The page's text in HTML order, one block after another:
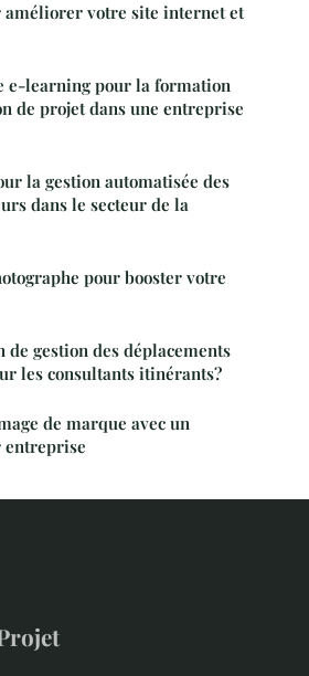
améliorer votre site internet et
e-learning pour la formation
de projet dans une entreprise
la gestion automatisée des
dans le secteur de la
pour booster votre
gestion des déplacements
les consultants itinérants?
de marque avec un
entreprise